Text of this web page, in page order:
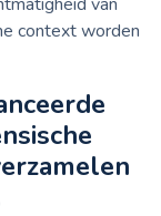
context worden